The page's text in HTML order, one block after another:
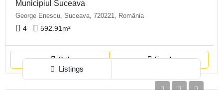
Municipiul Suceava
George Enescu, Suceava, 720221, România
4 592.91m²
Call Email
Listings